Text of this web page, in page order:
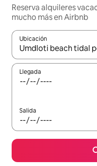
Reserva alquileres
mucho más en Airbnb
Ubicación
Cuando los resultados
Llegada
Salida